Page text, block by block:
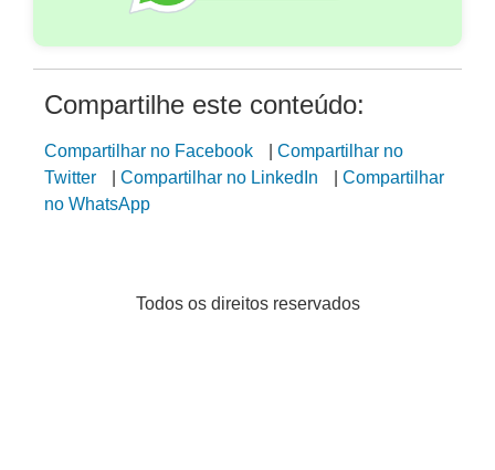
Compartilhe este conteúdo:
Compartilhar no Facebook
Compartilhar no
Twitter
Compartilhar no LinkedIn
Compartilhar
no WhatsApp
Todos os direitos reservados